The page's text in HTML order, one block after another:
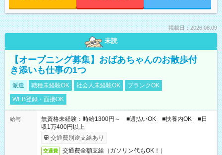
掲載日：2026.08.09
未読
【オープニング募集】おばあちゃんのお散歩付
き添いも仕事の1つ
派遣 職種未経験OK 社会人未経験OK
ブランクOK
WEB登録・面接OK
給与
無資格未経験：時給1300円～ ■週払いOK ■扶養内OK ■日
収1万400円以上
交通費別途支給あり
交通費 交通費全額支給（ガソリン代もOK！）